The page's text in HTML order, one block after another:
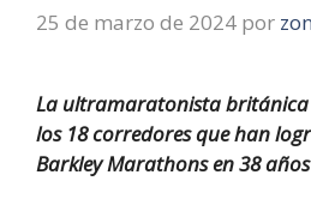
25 de marzo de 2024 por
La ultramaratonista británica
los 18 corredores que han
Barkley Marathons en 38